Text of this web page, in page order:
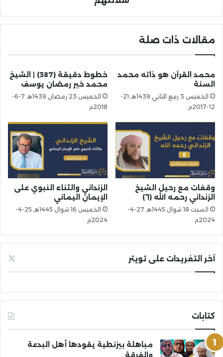
مقالات ذات صلة
محمد القرآن هو ذاته محمد
السنة
الخميس 3 ربيع الثاني 1439هـ 21-
12-2017م
خطوط دقيقة (387) | الشيخ
محمد خير رمضان يوسف
الخميس 23 رمضان 1439هـ 7-6-
2018م
وقفات مع رحيل الشيخ
الزنداني رحمه الله (٦)
السبت 18 شوال 1445هـ 27-4-
2024م
الزنداني والثناء النبوي على
الإيمان اليماني
الخميس 16 شوال 1445هـ 25-4-
2024م
آخر التغريدات على تويتر
كتابات
مباهلة بيزنطية يقودها أهل البدعة
والفرقة